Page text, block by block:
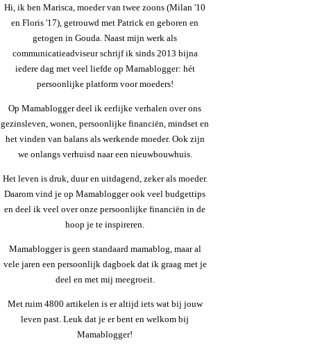
Hi, ik ben Marisca, moeder van twee zoons (Milan '10
en Floris '17), getrouwd met Patrick en geboren en
getogen in Gouda. Naast mijn werk als
communicatieadviseur schrijf ik sinds 2013 bijna
iedere dag met veel liefde op Mamablogger: hét
persoonlijke platform voor moeders!
Op Mamablogger deel ik eerlijke verhalen over ons
gezinsleven, wonen, persoonlijke financiën, mindset en
het vinden van balans als werkende moeder. Ook zijn
we onlangs verhuisd naar een nieuwbouwhuis.
Het leven is druk, duur en uitdagend, zeker als moeder.
Daarom vind je op Mamablogger ook veel budgettips
en deel ik veel over onze persoonlijke financiën in de
hoop je te inspireren.
Mamablogger is geen standaard mamablog, maar al
vele jaren een persoonlijk dagboek dat ik graag met je
deel en met mij meegroeit.
Met ruim 4800 artikelen is er altijd iets wat bij jouw
leven past. Leuk dat je er bent en welkom bij
Mamablogger!